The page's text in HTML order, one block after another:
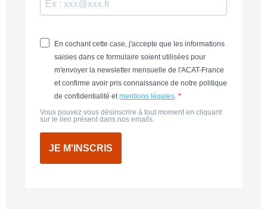
En cochant cette case, j'accepte que les informations
saisies dans ce formulaire soient utilisées pour
m'envoyer la newsletter mensuelle de l'ACAT-France
et confirme avoir pris connaissance de notre politique
de confidentialité et mentions légales
Vous pouvez vous désinscrire à tout moment en cliquant
sur le lien présent dans nos emails.
JE M'INSCRIS